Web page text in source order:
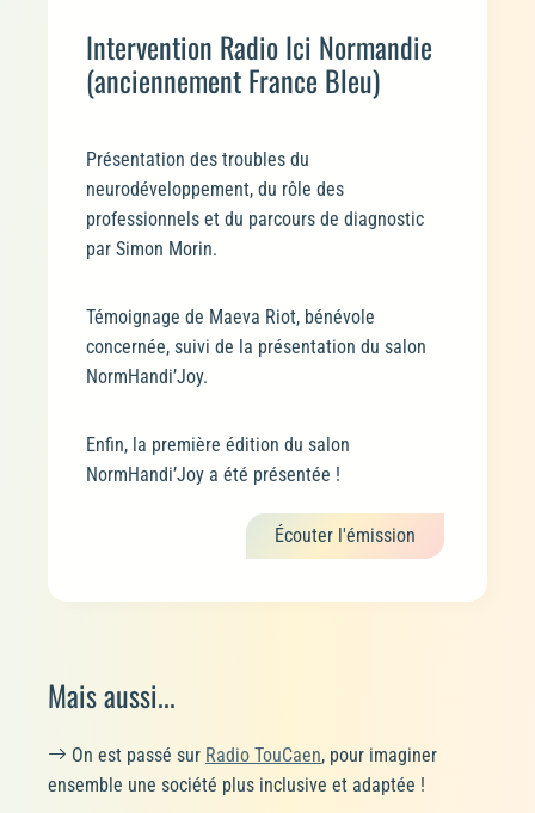
Intervention Radio Ici Normandie
(anciennement France Bleu)
Présentation des troubles du
neurodéveloppement, du rôle des
professionnels et du parcours de diagnostic
par Simon Morin.
Témoignage de Maeva Riot, bénévole
concernée, suivi de la présentation du salon
NormHandi’Joy.
Enfin, la première édition du salon
NormHandi’Joy a été présentée !
Écouter l'émission
Mais aussi...
On est passé sur Radio TouCaen, pour imaginer
ensemble une société plus inclusive et adaptée !